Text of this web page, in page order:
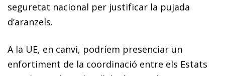
seguretat nacional per justificar la pujada
d’aranzels.
A la UE, en canvi, podríem presenciar un
enfortiment de la coordinació entre els Estats